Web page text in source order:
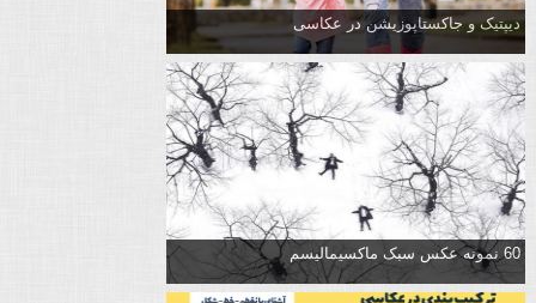
دیپتیک و جاکستا‌پوزیشن در عکاسی
60 نمونه عکس سبک ماکسیمالیسم